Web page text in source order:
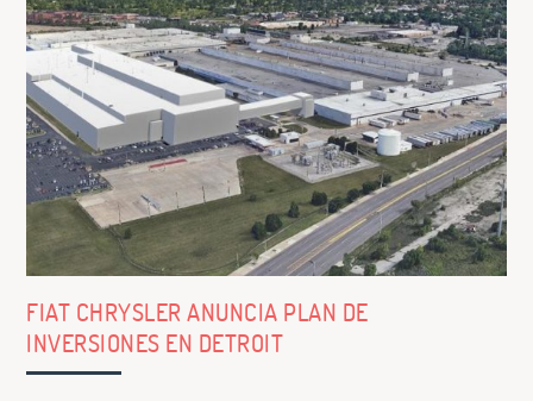
FIAT CHRYSLER ANUNCIA PLAN DE
INVERSIONES EN DETROIT